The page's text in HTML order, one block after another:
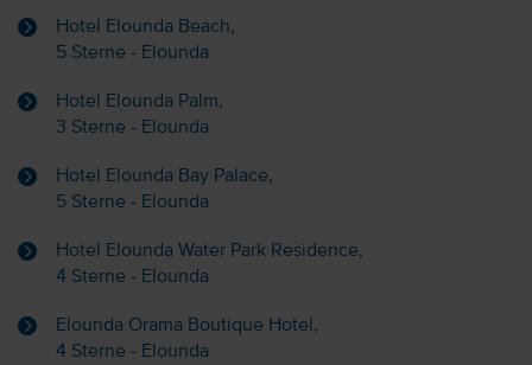
Hotel Elounda Beach,
5 Sterne - Elounda
Hotel Elounda Palm,
3 Sterne - Elounda
Hotel Elounda Bay Palace,
5 Sterne - Elounda
Hotel Elounda Water Park Residence,
4 Sterne - Elounda
Elounda Orama Boutique Hotel,
4 Sterne - Elounda